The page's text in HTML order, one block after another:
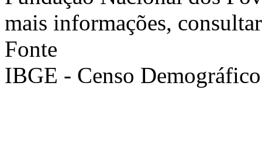
mais informações,
Fonte
IBGE - Censo Demográfico